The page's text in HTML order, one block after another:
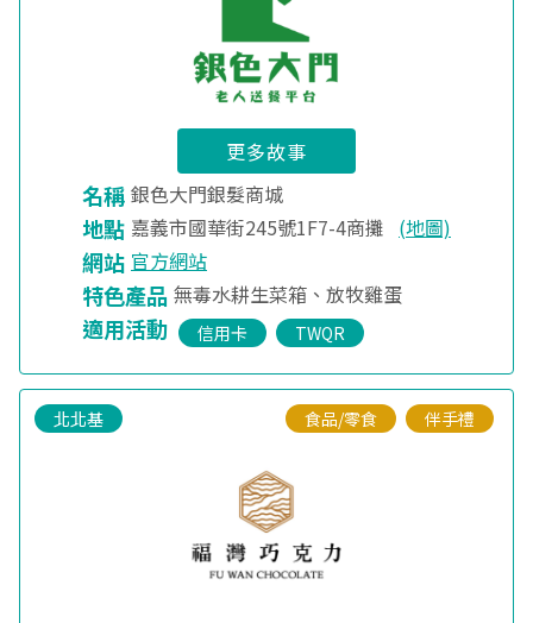
更多故事
名稱 銀色大門銀髮商城
地點 嘉義市國華街245號1F7-4商攤 (地圖)
網站 官方網站
特色產品 無毒水耕生菜箱、放牧雞蛋
適用活動 信用卡 TWQR
北北基 食品/零食 伴手禮